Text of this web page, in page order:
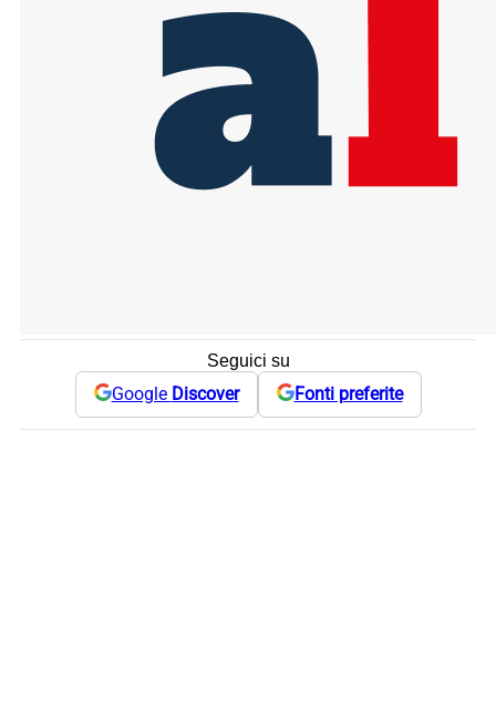
Seguici su
Google Discover Fonti preferite